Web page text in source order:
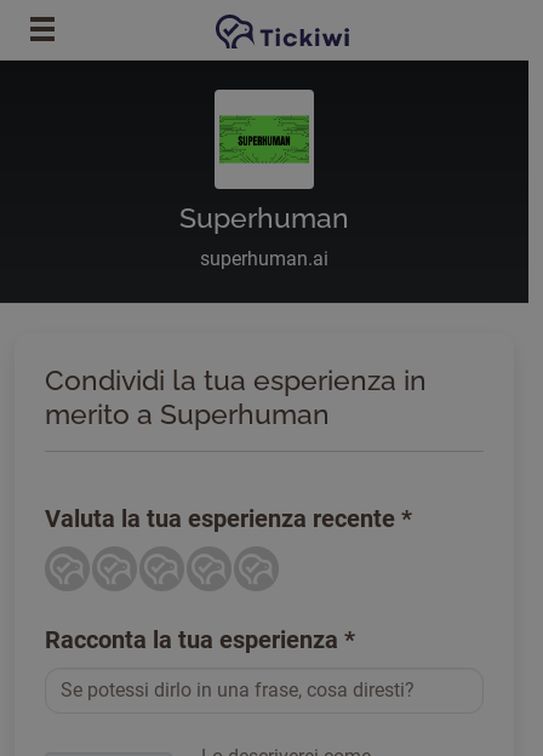
Vai al contenuto principale
Superhuman
superhuman.ai
Condividi la tua esperienza in
merito a Superhuman
Valuta la tua esperienza recente *
Racconta la tua esperienza *